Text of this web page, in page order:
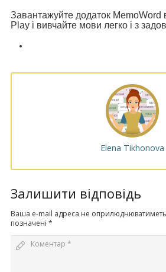
Завантажуйте додаток MemoWord
Play і вивчайте мови легко і з
Elena Tikhonova
Залишити відповідь
Ваша e-mail адреса не
позначені *